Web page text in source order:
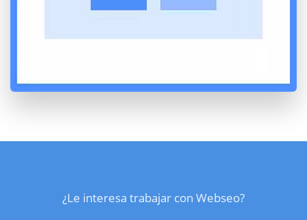
¿Le interesa trabajar con Webseo?